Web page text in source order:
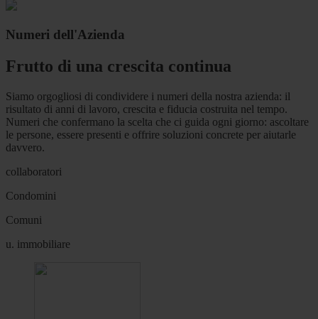
Numeri dell'Azienda
Frutto di una crescita continua
Siamo orgogliosi di condividere i numeri della nostra azienda: il
risultato di anni di lavoro, crescita e fiducia costruita nel tempo.
Numeri che confermano la scelta che ci guida ogni giorno: ascoltare
le persone, essere presenti e offrire soluzioni concrete per aiutarle
davvero.
collaboratori
Condomini
Comuni
u. immobiliare